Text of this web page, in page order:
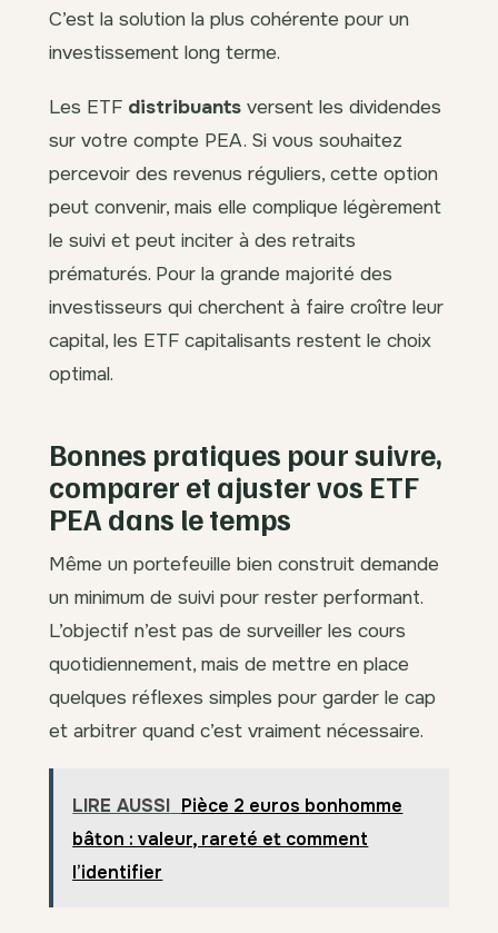
C’est la solution la plus cohérente pour un
investissement long terme.
Les ETF distribuants versent les dividendes
sur votre compte PEA. Si vous souhaitez
percevoir des revenus réguliers, cette option
peut convenir, mais elle complique légèrement
le suivi et peut inciter à des retraits
prématurés. Pour la grande majorité des
investisseurs qui cherchent à faire croître leur
capital, les ETF capitalisants restent le choix
optimal.
Bonnes pratiques pour suivre,
comparer et ajuster vos ETF
PEA dans le temps
Même un portefeuille bien construit demande
un minimum de suivi pour rester performant.
L’objectif n’est pas de surveiller les cours
quotidiennement, mais de mettre en place
quelques réflexes simples pour garder le cap
et arbitrer quand c’est vraiment nécessaire.
LIRE AUSSI Pièce 2 euros bonhomme
bâton : valeur, rareté et comment
l’identifier